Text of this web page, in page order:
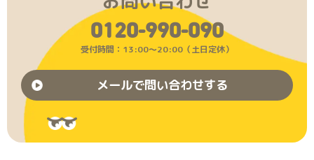
0120-990-090
受付時間：13:00〜20:00（土日定休）
メールで問い合わせする